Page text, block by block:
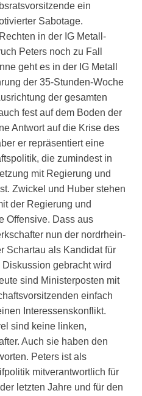
ein
Sabotage.
in der IG Metall-
Peters noch zu Fall
geht es in der IG Metall
der 35-Stunden-Woche
der gesamten
fest auf dem Boden der
Antwort auf die Krise des
er repräsentiert eine
die zumindest in
mit Regierung und
Zwickel und Huber stehen
der Regierung und
Offensive. Dass aus
nun der nordrhein-
Schartau als Kandidat für
gebracht wird
sind Ministerposten mit
einfach
Interessenskonflikt.
sind keine linken,
Auch sie haben den
Peters ist als
mitverantwortlich für
letzten Jahre und für den